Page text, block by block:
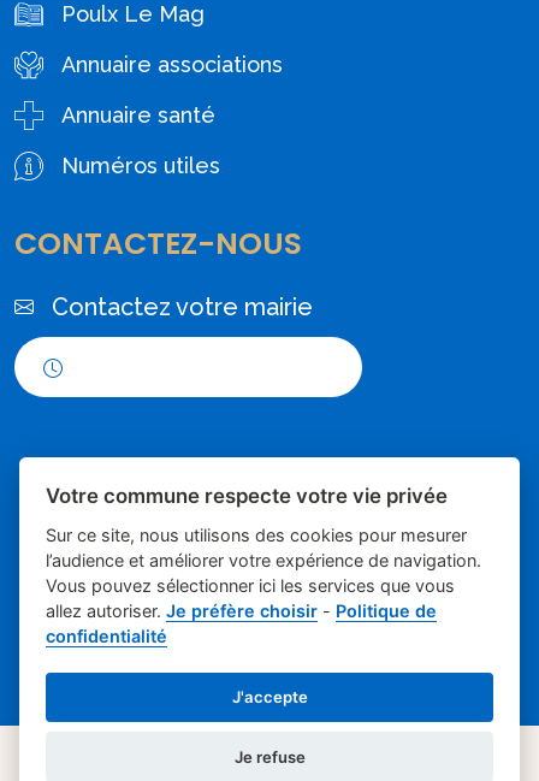
Poulx Le Mag
Annuaire associations
Annuaire santé
Numéros utiles
CONTACTEZ-NOUS
Contactez votre mairie
Place du village la solution web et
appli des collectivités
- Mairie de
Mentions légales- Gestion des cookies
Votre commune respecte votre vie privée
Sur ce site, nous utilisons des cookies pour mesurer
l’audience et améliorer votre expérience de navigation.
Vous pouvez sélectionner ici les services que vous
allez autoriser.Je préfère choisir - Politique de
confidentialité
J'accepte
Je refuse